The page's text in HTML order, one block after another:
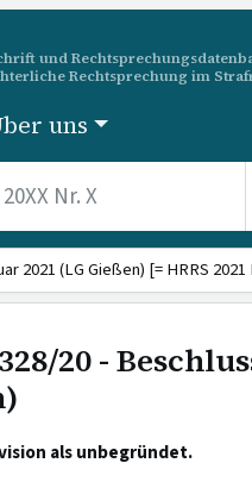
und
Rechtsprechung im
uns
2021 (LG Gießen) [= HRRS 2021
20 -
als unbegründet.